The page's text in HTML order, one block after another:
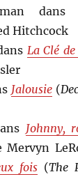
dans
Hitchcock
La Clé
Jalousie(
Johnny,
Mervyn
fois (The